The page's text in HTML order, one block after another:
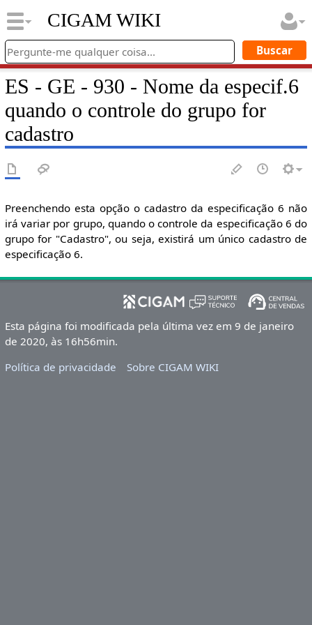
CIGAM WIKI
ES - GE - 930 - Nome da especif.6
quando o controle do grupo for
cadastro
Preenchendo esta opção o cadastro da especificação 6 não
irá variar por grupo, quando o controle da especificação 6 do
grupo for "Cadastro", ou seja, existirá um único cadastro de
especificação 6.
Esta página foi modificada pela última vez em 9 de janeiro
de 2020, às 16h56min.
Política de privacidade
Sobre CIGAM WIKI